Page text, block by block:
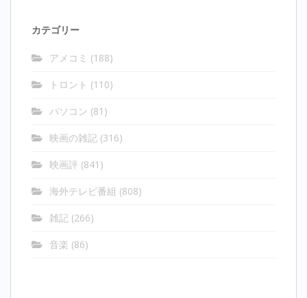
カテゴリー
アメコミ (188)
トロント (110)
パソコン (81)
映画の雑記 (316)
映画評 (841)
海外テレビ番組 (808)
雑記 (266)
音楽 (86)